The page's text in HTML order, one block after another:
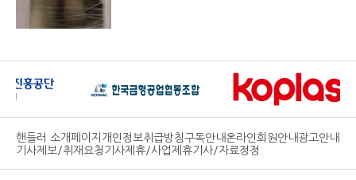
핸들러 소개페이지 개인정보취급방침구독안내온라인회원안내광고안내
기사제보/취재요청 기사제휴/사업제휴기사/자료정정